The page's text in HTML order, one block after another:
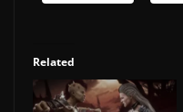
Related